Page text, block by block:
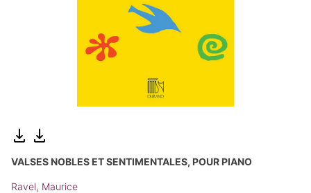
VALSES NOBLES ET SENTIMENTALES, POUR PIANO
Ravel, Maurice